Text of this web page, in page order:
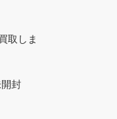
取しま
封